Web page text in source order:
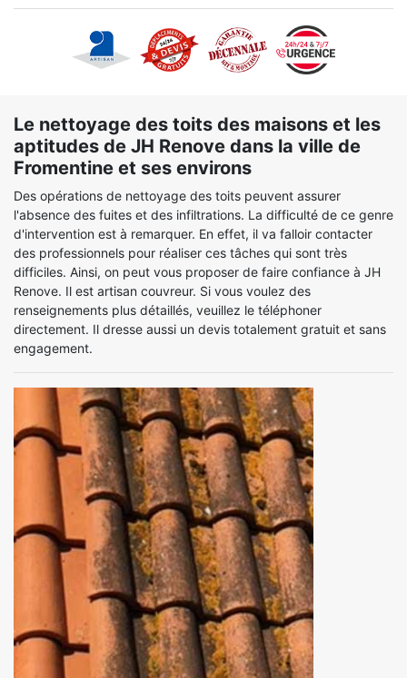
Le nettoyage des toits des maisons et les
aptitudes de JH Renove dans la ville de
Fromentine et ses environs
Des opérations de nettoyage des toits peuvent assurer
l'absence des fuites et des infiltrations. La difficulté de ce genre
d'intervention est à remarquer. En effet, il va falloir contacter
des professionnels pour réaliser ces tâches qui sont très
difficiles. Ainsi, on peut vous proposer de faire confiance à JH
Renove. Il est artisan couvreur. Si vous voulez des
renseignements plus détaillés, veuillez le téléphoner
directement. Il dresse aussi un devis totalement gratuit et sans
engagement.